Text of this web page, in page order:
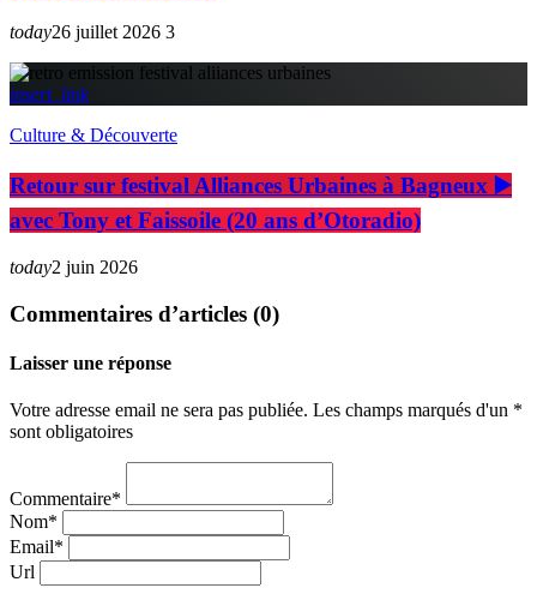
today26 juillet 2026 3
insert_link
Culture & Découverte
Retour sur festival Alliances Urbaines à Bagneux ▶️
avec Tony et Faissoile (20 ans d’Otoradio)
today2 juin 2026
Commentaires d’articles (0)
Laisser une réponse
Votre adresse email ne sera pas publiée. Les champs marqués d'un *
sont obligatoires
Commentaire*
Nom*
Email*
Url